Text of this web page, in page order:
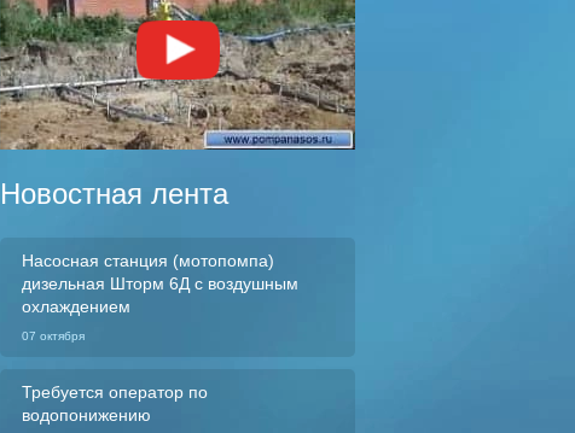
Новостная лента
Насосная станция (мотопомпа)
дизельная Шторм 6Д с воздушным
охлаждением
07 октября
Требуется оператор по
водопонижению